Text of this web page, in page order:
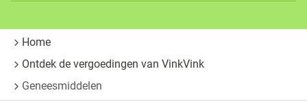
Home
Ontdek de vergoedingen van VinkVink
Geneesmiddelen